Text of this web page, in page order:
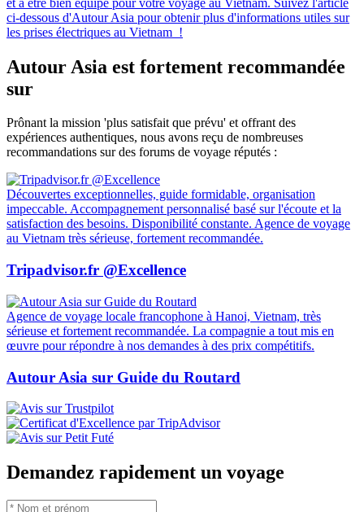
ci-dessous d'Autour Asia pour obtenir plus d'informations utiles sur
les prises électriques au Vietnam !
Autour Asia est fortement recommandée
sur
Prônant la mission 'plus satisfait que prévu' et offrant des
expériences authentiques, nous avons reçu de nombreuses
recommandations sur des forums de voyage réputés :
Découvertes exceptionnelles, guide formidable, organisation
impeccable. Accompagnement personnalisé basé sur l'écoute et la
satisfaction des besoins. Disponibilité constante. Agence de voyage
au Vietnam très sérieuse, fortement recommandée.
Tripadvisor.fr @Excellence
Agence de voyage locale francophone à Hanoi, Vietnam, très
sérieuse et fortement recommandée. La compagnie a tout mis en
œuvre pour répondre à nos demandes à des prix compétitifs.
Autour Asia sur Guide du Routard
Demandez rapidement un voyage